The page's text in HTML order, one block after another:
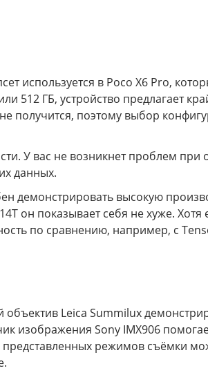
используется в Poco X6 Pro,
512 ГБ, устройство предлагает
получится, поэтому выбор
У вас не возникнет проблем
данных.
демонстрировать высокую
он показывает себя не хуже. Хотя
по сравнению, например, с
Leica Summilux
изображения Sony IMX906
режимов съёмки